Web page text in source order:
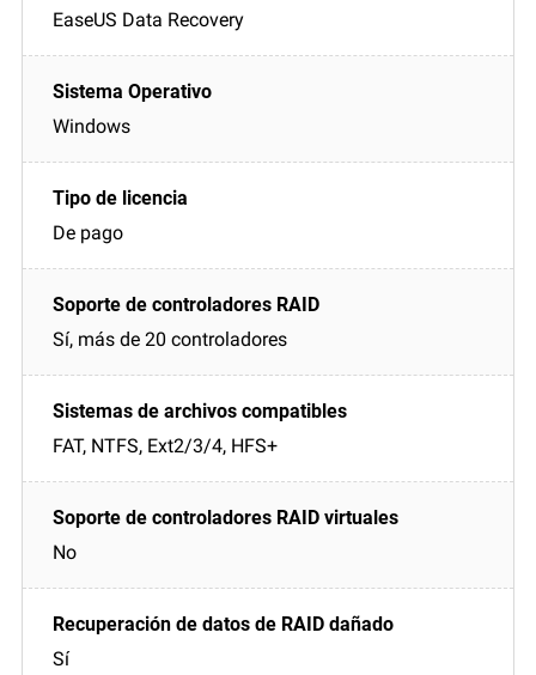
EaseUS Data Recovery
Windows
De pago
Sí, más de 20 controladores
FAT, NTFS, Ext2/3/4, HFS+
No
Sí